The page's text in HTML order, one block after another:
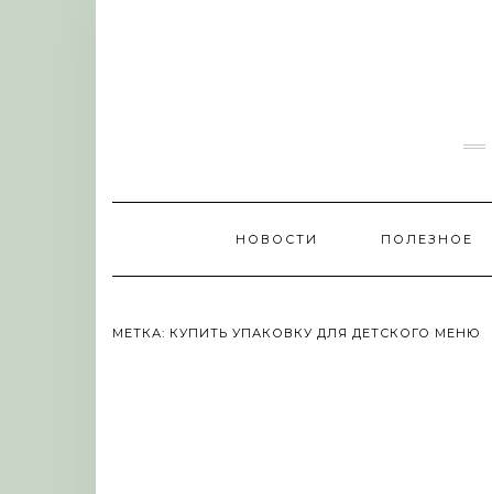
НОВОСТИ ПОЛЕЗНОЕ
МЕТКА: КУПИТЬ УПАКОВКУ ДЛЯ ДЕТСКОГО МЕНЮ